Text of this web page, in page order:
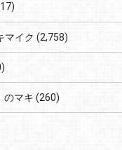
マイク (2,758)
のマキ (260)